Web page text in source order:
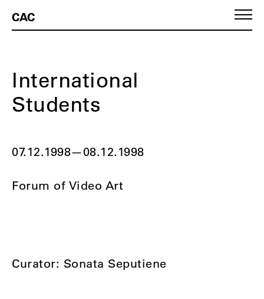
CAC
International
Students
07.12.1998—08.12.1998
Forum of Video Art
Curator: Sonata Seputiene